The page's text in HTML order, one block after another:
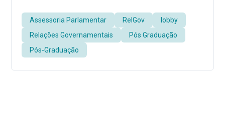
Assessoria Parlamentar RelGov
lobby
Relações Governamentais
Pós Graduação
Pós-Graduação